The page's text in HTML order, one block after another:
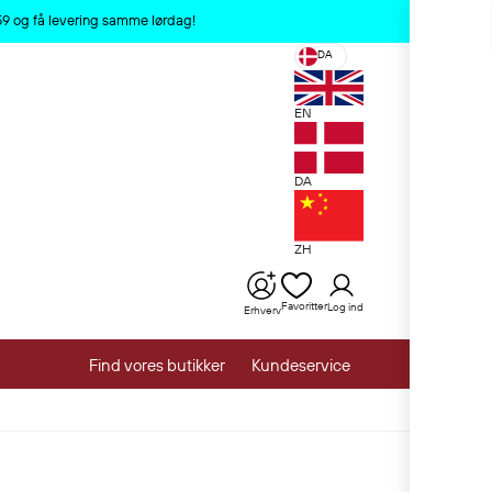
og få levering samme lørdag!
DA
EN
DA
ZH
ErhvervFavoritterLog ind
Find vores butikker Kundeservice